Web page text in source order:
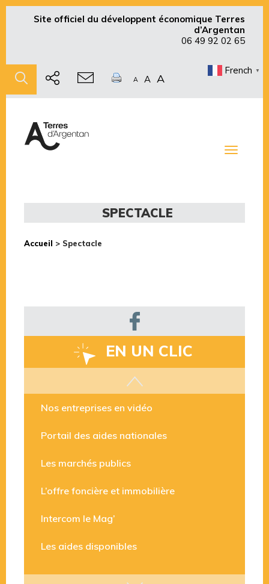
Site officiel du développent économique Terres
d’Argentan
06 49 92 02 65
A A A
French ▼
Toggle
SPECTACLE
Accueil > Spectacle
EN UN CLIC
Les aides disponibles
Nos entreprises en vidéo
Portail des aides nationales
Les marchés publics
L’offre foncière et immobilière
Intercom le Mag’